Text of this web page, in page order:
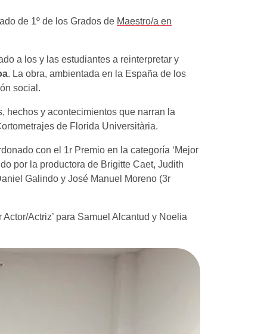
de 1º de los Grados de Maestro/a en
a los y las estudiantes a reinterpretar y
. La obra, ambientada en la España de los
social.
hechos y acontecimientos que narran la
de Florida Universitària.
con el 1r Premio en la categoría ‘Mejor
por la productora de Brigitte Caet, Judith
Galindo y José Manuel Moreno (3r
Actriz’ para Samuel Alcantud y Noelia